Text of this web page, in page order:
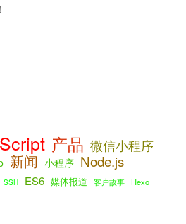
产品 微信小程序
新闻 小程序 Node.js
SSH ES6 媒体报道 客户故事 Hexo